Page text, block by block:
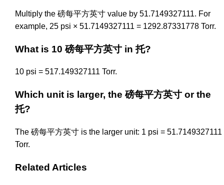
Multiply the 磅每平方英寸 value by 51.7149327111. For
example, 25 psi × 51.7149327111 = 1292.87331778 Torr.
What is 10 磅每平方英寸 in 托?
10 psi = 517.149327111 Torr.
Which unit is larger, the 磅每平方英寸 or the
托?
The 磅每平方英寸 is the larger unit: 1 psi = 51.7149327111
Torr.
Related Articles